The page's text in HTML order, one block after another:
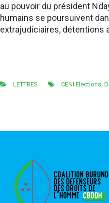
au pouvoir du président
humains se poursuivent
extrajudiciaires, détentions
LETTRES CENI Elections